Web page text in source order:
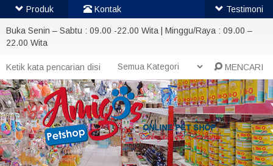
Buka Senin – Sabtu : 09.00 -22.00 Wita | Minggu/Raya : 09.00 –
22.00 Wita
MENCARI
Produk Kontak Testimoni